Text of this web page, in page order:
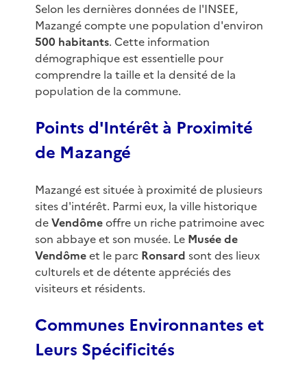
Selon les dernières données de l'INSEE,
Mazangé compte une population d'environ
500 habitants. Cette information
démographique est essentielle pour
comprendre la taille et la densité de la
population de la commune.
Points d'Intérêt à Proximité
de Mazangé
Mazangé est située à proximité de plusieurs
sites d'intérêt. Parmi eux, la ville historique
deVendômeoffre un riche patrimoine avec
son abbaye et son musée. Le Musée de
Vendômeet le parc Ronsard sont des lieux
culturels et de détente appréciés des
visiteurs et résidents.
Communes Environnantes et
Leurs Spécificités